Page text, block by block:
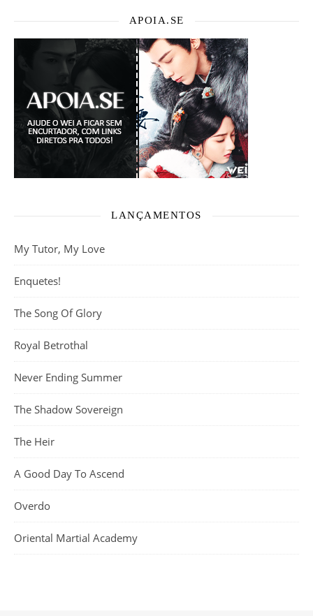
APOIA.SE
LANÇAMENTOS
My Tutor, My Love
Enquetes!
The Song Of Glory
Royal Betrothal
Never Ending Summer
The Shadow Sovereign
The Heir
A Good Day To Ascend
Overdo
Oriental Martial Academy